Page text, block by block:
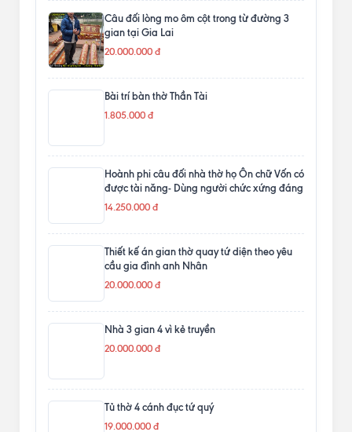
Câu đối lòng mo ôm cột trong từ đường 3
gian tại Gia Lai
20.000.000 đ
Bài trí bàn thờ Thần Tài
1.805.000 đ
Hoành phi câu đối nhà thờ họ Ôn chữ Vốn có
được tài năng- Dùng người chức xứng đáng
14.250.000 đ
Thiết kế án gian thờ quay tứ diện theo yêu
cầu gia đình anh Nhân
20.000.000 đ
Nhà 3 gian 4 vì kẻ truyền
20.000.000 đ
Tủ thờ 4 cánh đục tứ quý
19.000.000 đ